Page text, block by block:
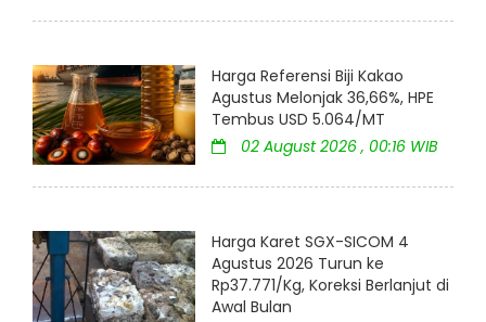
Harga Referensi Biji Kakao
Agustus Melonjak 36,66%, HPE
Tembus USD 5.064/MT
02 August 2026 , 00:16 WIB
Harga Karet SGX-SICOM 4
Agustus 2026 Turun ke
Rp37.771/Kg, Koreksi Berlanjut di
Awal Bulan